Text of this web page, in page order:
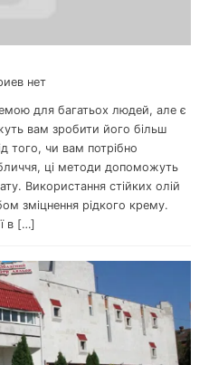
нет
для багатьох людей, але є
вам зробити його більш
того, чи вам потрібно
ці методи допоможуть
Використання стійких олій
зміцнення рідкого крему.
в […]